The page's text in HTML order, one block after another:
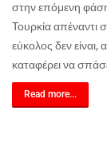
στην επόμενη
Τουρκία απέναντι
εύκολος δεν είναι,
καταφέρει να
Read more...